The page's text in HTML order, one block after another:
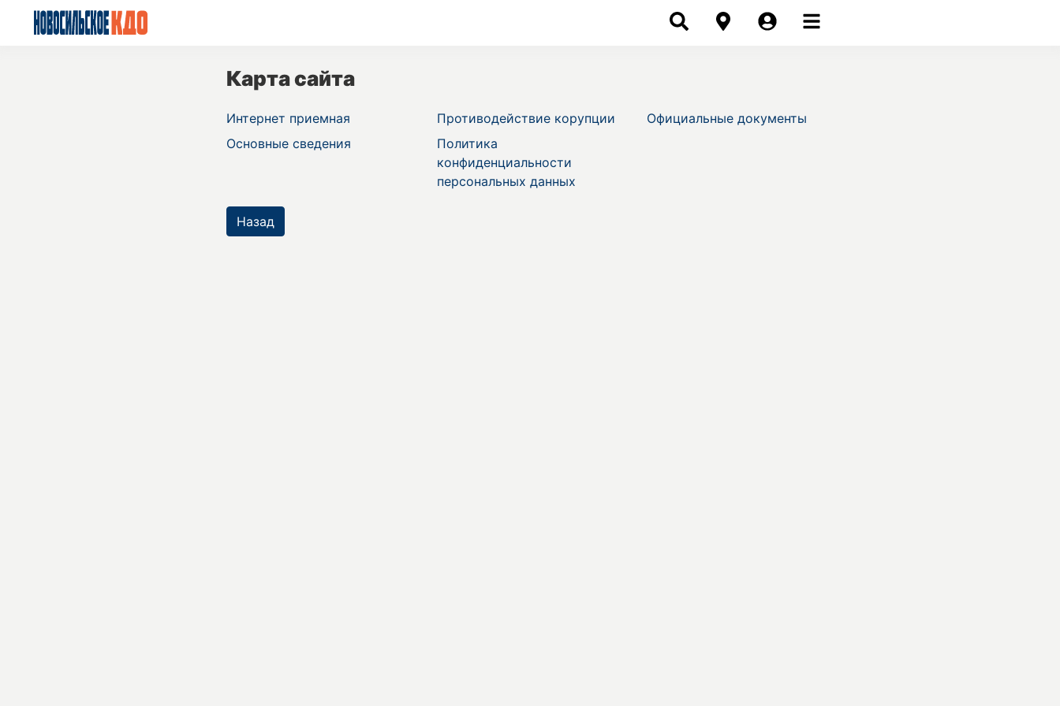
Карта сайта
Интернет приемная Противодействие корупции
Официальные документы
Основные сведения
Политика
конфиденциальности
персональных данных
Назад